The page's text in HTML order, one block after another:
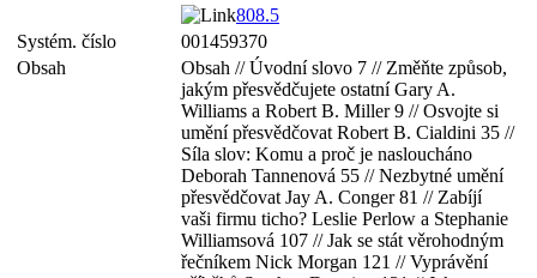
808.5
Systém. číslo
001459370
Obsah
Obsah // Úvodní slovo 7 // Změňte způsob,
jakým přesvědčujete ostatní Gary A.
Williams a Robert B. Miller 9 // Osvojte si
umění přesvědčovat Robert B. Cialdini 35 //
Síla slov: Komu a proč je nasloucháno
Deborah Tannenová 55 // Nezbytné umění
přesvědčovat Jay A. Conger 81 // Zabíjí
vaši firmu ticho? Leslie Perlow a Stephanie
Williamsová 107 // Jak se stát věrohodným
řečníkem Nick Morgan 121 // Vyprávění